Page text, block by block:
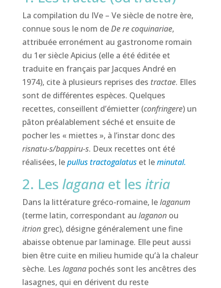
La compilation du IVe – Ve siècle de notre ère,
connue sous le nom deDe re coquinariae,
attribuée erronément au gastronome romain
du 1er siècle Apicius (elle a été éditée et
traduite en français par Jacques André en
1974), cite à plusieurs reprises des tractae. Elles
sont de différentes espèces. Quelques
recettes, conseillent d’émietter (confringere) un
pâton préalablement séché et ensuite de
pocher les « miettes », à l’instar donc des
risnatu-s/bappiru-s. Deux recettes ont été
réalisées, lepullus tractogalatuset leminutal.
2. Les laganaet les itria
Dans la littérature gréco-romaine, lelaganum
(terme latin, correspondant au laganonou
itriongrec), désigne généralement une fine
abaisse obtenue par laminage. Elle peut aussi
bien être cuite en milieu humide qu’à la chaleur
sèche. Les laganapochés sont les ancêtres des
lasagnes, qui en dérivent du reste